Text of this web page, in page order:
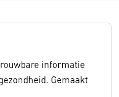
informatie
Gemaakt